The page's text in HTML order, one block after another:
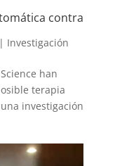
contra
Investigación
han
terapia
investigación